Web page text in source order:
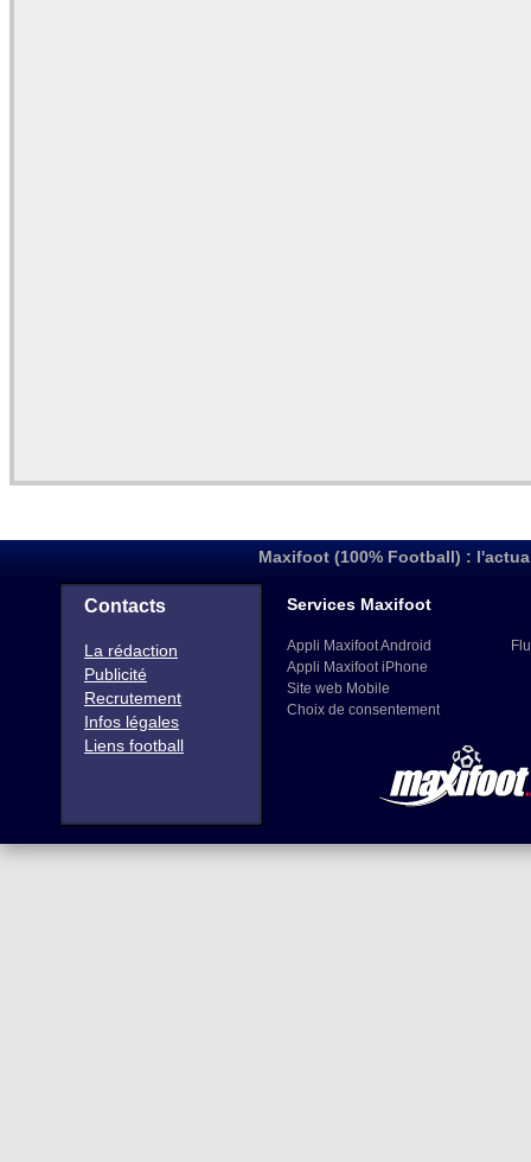
Maxifoot (100% Football) :
Contacts
La rédaction
Publicité
Recrutement
Infos légales
Liens football
Services Maxifoot
Appli Maxifoot Android
Appli Maxifoot iPhone
Site web Mobile
Choix de consentement